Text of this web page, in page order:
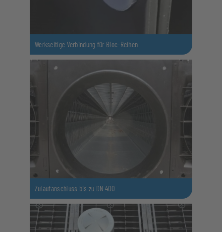
Werkseitige Verbindung für Bloc-Reihen
Zulaufanschluss bis zu DN 400